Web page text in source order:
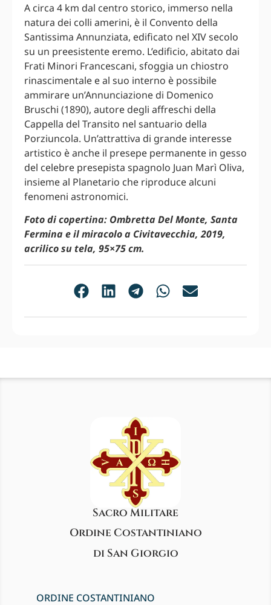
A circa 4 km dal centro storico, immerso nella
natura dei colli amerini, è il Convento della
Santissima Annunziata, edificato nel XIV secolo
su un preesistente eremo. L’edificio, abitato dai
Frati Minori Francescani, sfoggia un chiostro
rinascimentale e al suo interno è possibile
ammirare un’Annunciazione di Domenico
Bruschi (1890), autore degli affreschi della
Cappella del Transito nel santuario della
Porziuncola. Un’attrattiva di grande interesse
artistico è anche il presepe permanente in gesso
del celebre presepista spagnolo Juan Marì Oliva,
insieme al Planetario che riproduce alcuni
fenomeni astronomici.
Foto di copertina: Ombretta Del Monte, Santa
Fermina e il miracolo a Civitavecchia, 2019,
acrilico su tela, 95×75 cm.
Sacro Militare
Ordine Costantiniano
di San Giorgio
ORDINE COSTANTINIANO